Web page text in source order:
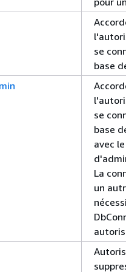
se
base
se
base
avec
La
un